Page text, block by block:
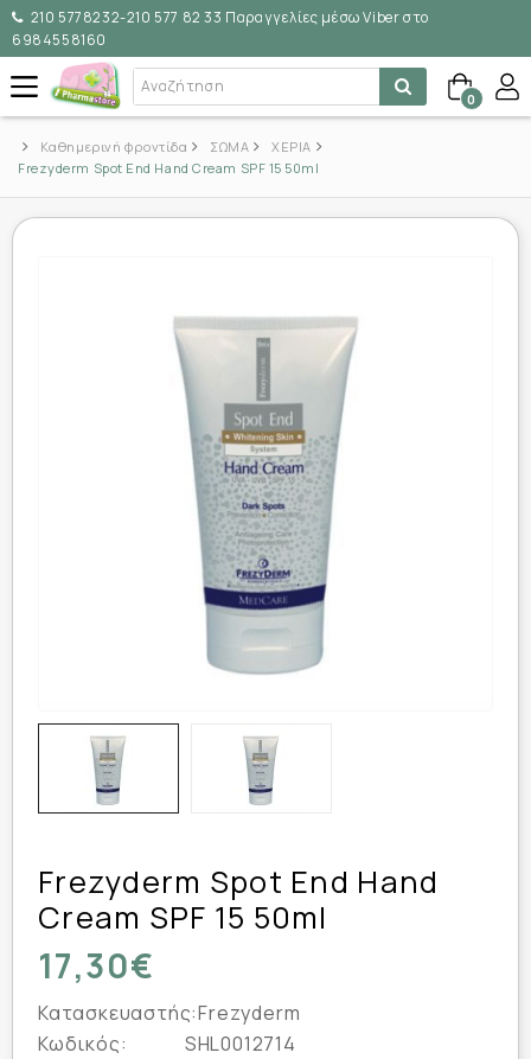
210 5778232-210 577 82 33 Παραγγελίες μέσω Viber στο
6984558160
0
Καθημερινή φροντίδα ΣΩΜΑ
ΧΕΡΙΑ
Frezyderm Spot End Hand Cream SPF 15 50ml
Frezyderm Spot End Hand
Cream SPF 15 50ml
17,30€
Κατασκευαστής:Frezyderm
Κωδικός:
SHL0012714